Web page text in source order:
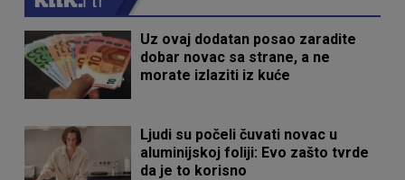
Uz ovaj dodatan posao zaradite
dobar novac sa strane, a ne
morate izlaziti iz kuće
Ljudi su počeli čuvati novac u
aluminijskoj foliji: Evo zašto tvrde
da je to korisno